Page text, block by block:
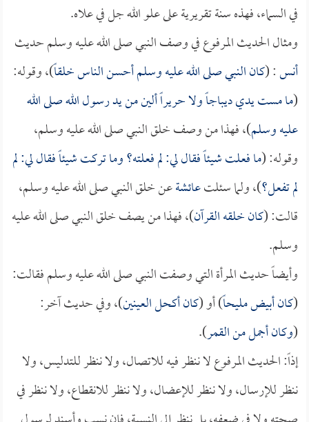
في السماء، فهذه سنة تقريرية على علو الله جل في علاه.
ومثال الحديث المرفوع في وصف النبي صلى الله عليه وسلم حديث
أنس: (كان النبي صلى الله عليه وسلم أحسن الناس خلقاً)، وقوله:
(ما مست يدي ديباجاً ولا حريراً ألين من يد رسول الله صلى الله
عليه وسلم)، فهذا من وصف خلق النبي صلى الله عليه وسلم،
وقوله: (ما فعلت شيئاً فقال لي: لم فعلته؟ وما تركت شيئاً فقال لي: لم
لم تفعل؟)، ولما سئلتعائشةعن خلق النبي صلى الله عليه وسلم،
قالت: (كان خلقه القرآن)، فهذا من يصف خلق النبي صلى الله عليه
وسلم.
وأيضاً حديث المرأة التي وصفت النبي صلى الله عليه وسلم فقالت:
(كان أبيض مليحاً) أو (كان أكحل العينين)، وفي حديث آخر:
(وكان أجمل من القمر).
إذاً: الحديث المرفوع لا ننظر فيه للاتصال، ولا ننظر للتدليس، ولا
ننظر للإرسال، ولا ننظر للإعضال، ولا ننظر للانقطاع، ولا ننظر في